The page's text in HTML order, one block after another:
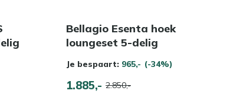
Bellagio Esenta hoek
loungeset 5-delig
Je bespaart: 965,- (-34%)
1.885,- 2.850,-